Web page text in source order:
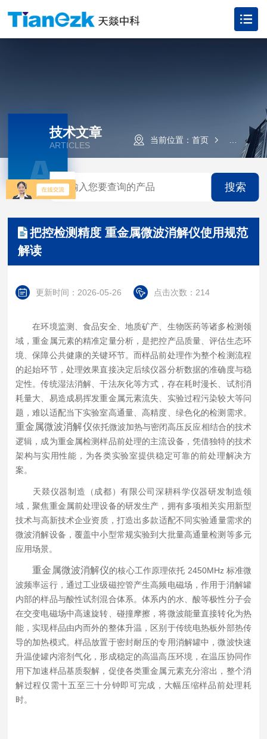
当前位置： 首页 技术文章
A
技术文章
ARTICLES
搜索
把控检测精度 重金属微波消解仪使用规范
解读
更新时间：2026-05-26 点击次数：214
在环境监测、食品安全、地质矿产、生物医药等诸多检测领
域，重金属元素的精准定量分析，是把控产品质量、评估生态环
境、保障公共健康的关键环节。而样品前处理作为整个检测流程
的起始环节，处理效果直接决定后续仪器分析数据的准确度与稳
定性。传统湿法消解、干法灰化等方式，存在耗时漫长、试剂消
耗量大、易造成易挥发重金属元素流失、实验过程污染较大等问
题，难以适配当下实验室高通量、高精度、绿色化的检测需求。
重金属微波消解仪依托微波加热与密闭高压反应相结合的技术
逻辑，成为重金属检测样品前处理的主流设备，凭借独特的技术
架构与实用性能，为各类实验室提供稳定可靠的前处理解决方
案。
天燚仪器制造（成都）有限公司深耕科学仪器研发制造领
域，聚焦重金属前处理设备的研发生产，拥有多项相关实用新型
技术与高新技术企业资质，打造出多款适配不同实验通量需求的
微波消解设备，覆盖中小型常规实验到大批量高通量检测等多元
应用场景。
重金属微波消解仪的核心工作原理依托 2450MHz 标准微
波频率运行，通过工业级磁控管产生高频电磁场，作用于消解罐
内部的样品与酸性试剂混合体系。体系内的水、酸等极性分子会
在交变电磁场中高速旋转、碰撞摩擦，将微波能量直接转化为热
能，实现样品由内而外的整体升温，区别于传统电热板外部热传
导的加热模式。样品放置于密封耐压的专用消解罐中，微波快速
升温使罐内溶剂气化，形成稳定的高温高压环境，在温压协同作
用下加速样品基质裂解，促使各类重金属元素充分溶出，整个消
解过程仅需十五至三十分钟即可完成，大幅压缩样品前处理耗
时。